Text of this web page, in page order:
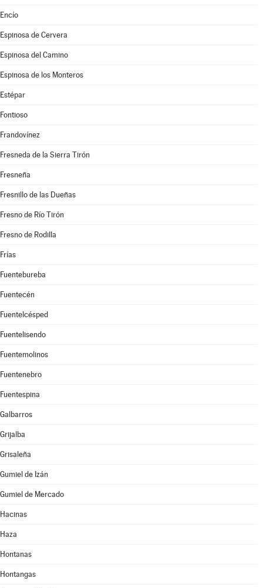
Encío
Espinosa de Cervera
Espinosa del Camino
Espinosa de los Monteros
Estépar
Fontioso
Frandovínez
Fresneda de la Sierra Tirón
Fresneña
Fresnillo de las Dueñas
Fresno de Río Tirón
Fresno de Rodilla
Frías
Fuentebureba
Fuentecén
Fuentelcésped
Fuentelisendo
Fuentemolinos
Fuentenebro
Fuentespina
Galbarros
Grijalba
Grisaleña
Gumiel de Izán
Gumiel de Mercado
Hacinas
Haza
Hontanas
Hontangas